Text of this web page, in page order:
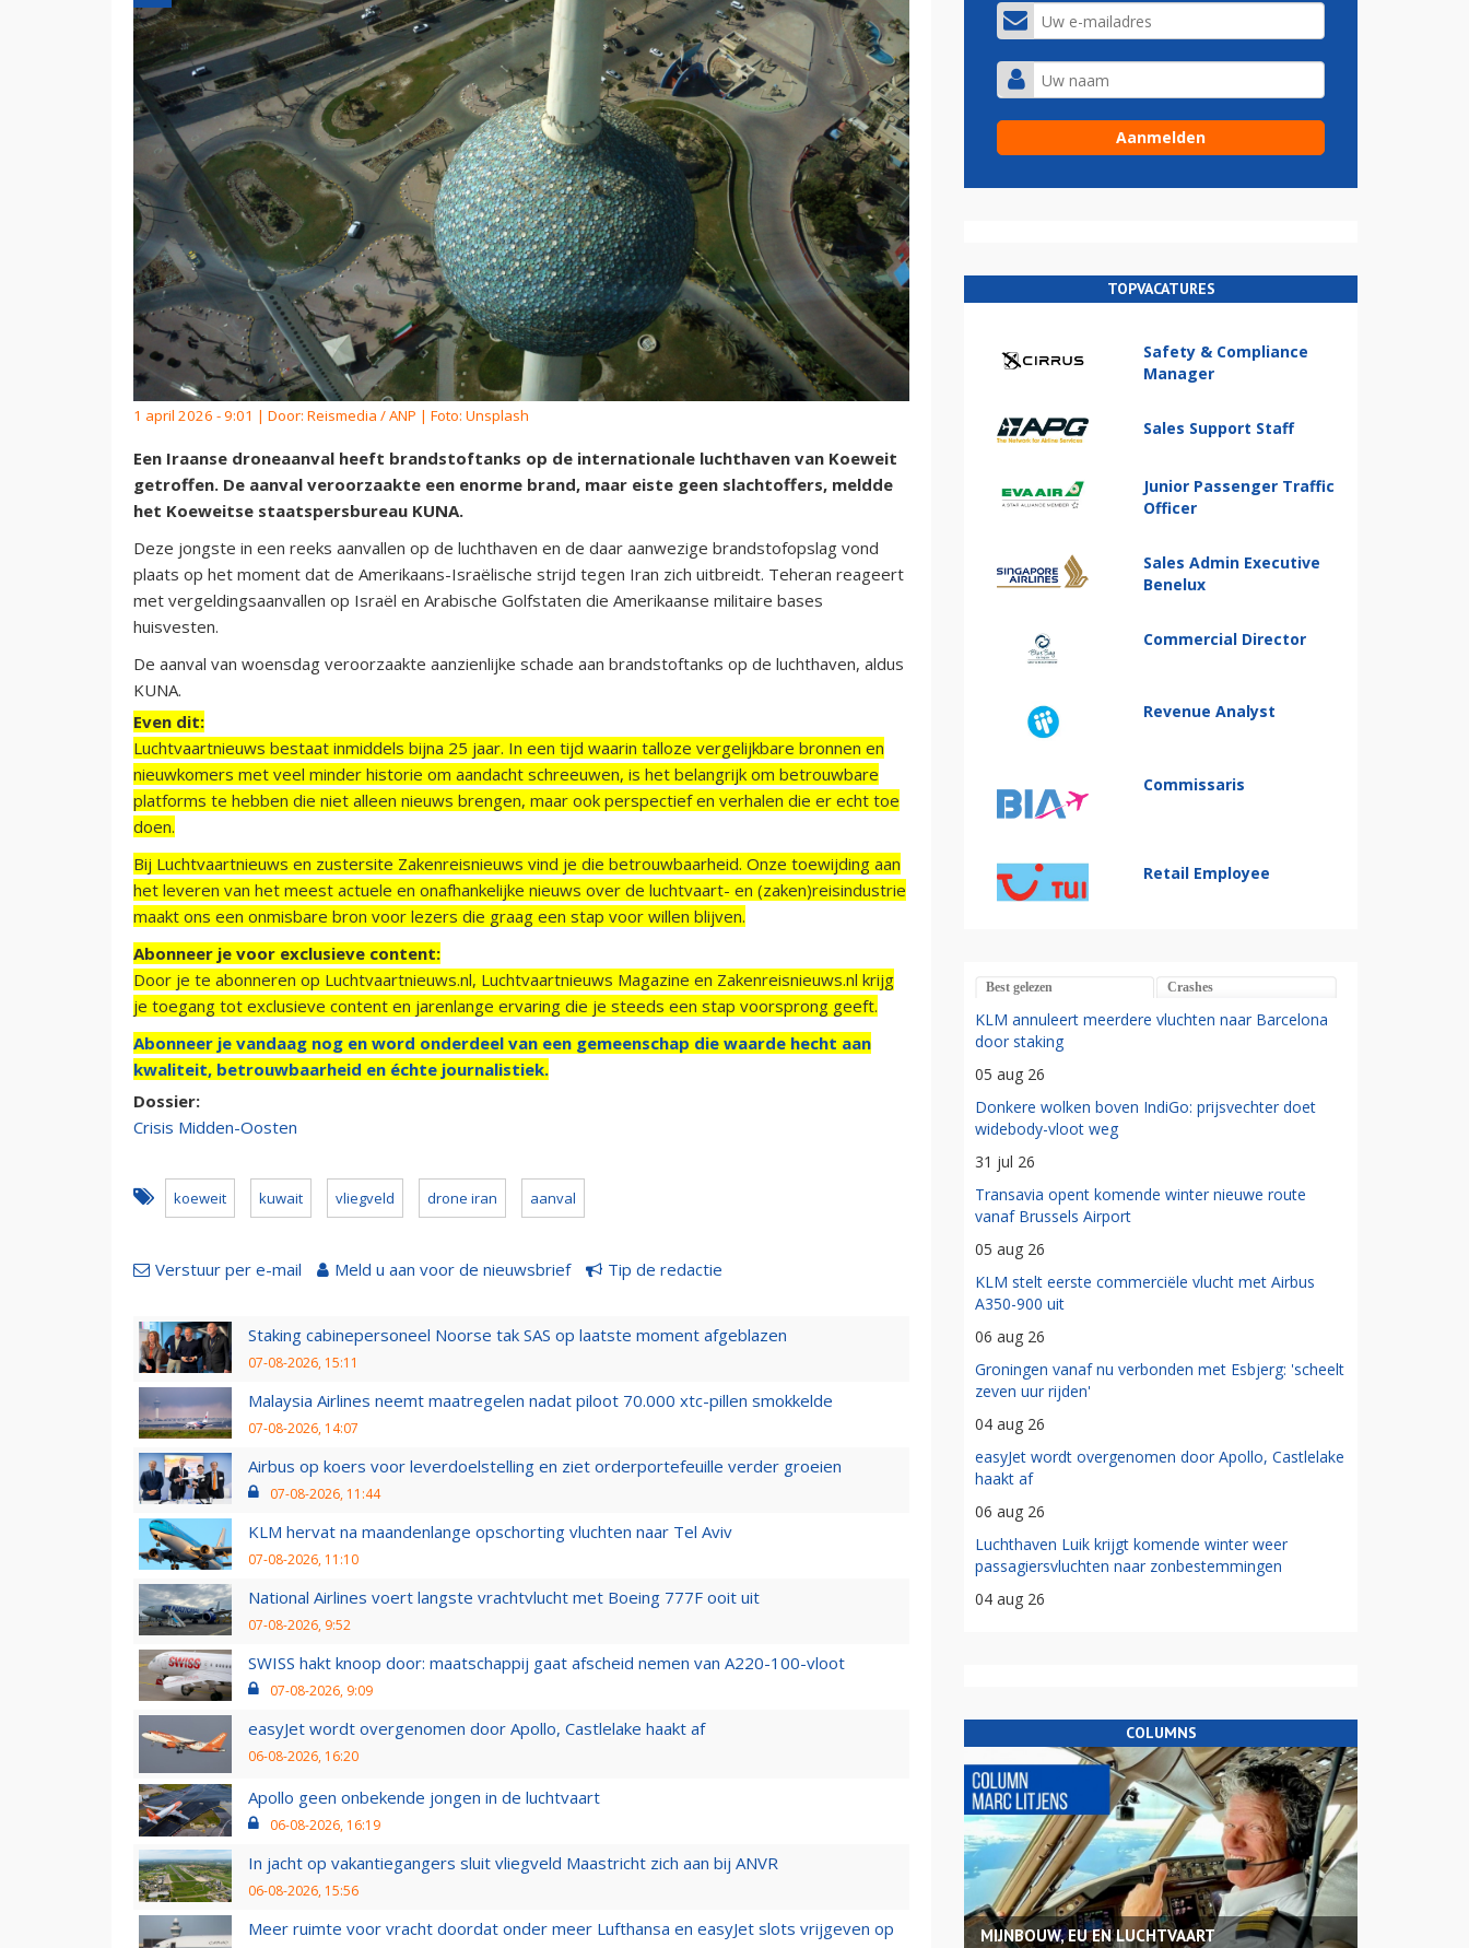
1 april 2026 - 9:01 | Door: Reismedia / ANP | Foto: Unsplash
Een Iraanse droneaanval heeft brandstoftanks op de internationale luchthaven van Koeweit
getroffen. De aanval veroorzaakte een enorme brand, maar eiste geen slachtoffers, meldde
het Koeweitse staatspersbureau KUNA.
Deze jongste in een reeks aanvallen op de luchthaven en de daar aanwezige brandstofopslag vond
plaats op het moment dat de Amerikaans-Israëlische strijd tegen Iran zich uitbreidt. Teheran reageert
met vergeldingsaanvallen op Israël en Arabische Golfstaten die Amerikaanse militaire bases
huisvesten.
De aanval van woensdag veroorzaakte aanzienlijke schade aan brandstoftanks op de luchthaven, aldus
KUNA.
Even dit:
Luchtvaartnieuws bestaat inmiddels bijna 25 jaar. In een tijd waarin talloze vergelijkbare bronnen en
nieuwkomers met veel minder historie om aandacht schreeuwen, is het belangrijk om betrouwbare
platforms te hebben die niet alleen nieuws brengen, maar ook perspectief en verhalen die er echt toe
doen.
Bij Luchtvaartnieuws en zustersite Zakenreisnieuws vind je die betrouwbaarheid. Onze toewijding aan
het leveren van het meest actuele en onafhankelijke nieuws over de luchtvaart- en (zaken)reisindustrie
maakt ons een onmisbare bron voor lezers die graag een stap voor willen blijven.
Abonneer je voor exclusieve content:
Door je te abonneren op Luchtvaartnieuws.nl, Luchtvaartnieuws Magazine en Zakenreisnieuws.nl krijg
je toegang tot exclusieve content en jarenlange ervaring die je steeds een stap voorsprong geeft.
Abonneer je vandaag nog en word onderdeel van een gemeenschap die waarde hecht aan
kwaliteit, betrouwbaarheid en échte journalistiek.
Dossier:
Crisis Midden-Oosten
koeweit kuwait vliegveld drone iran aanval
Verstuur per e-mail Meld u aan voor de nieuwsbrief Tip de redactie
Staking cabinepersoneel Noorse tak SAS op laatste moment afgeblazen
07-08-2026, 15:11
Malaysia Airlines neemt maatregelen nadat piloot 70.000 xtc-pillen smokkelde
07-08-2026, 14:07
Airbus op koers voor leverdoelstelling en ziet orderportefeuille verder groeien
07-08-2026, 11:44
KLM hervat na maandenlange opschorting vluchten naar Tel Aviv
07-08-2026, 11:10
National Airlines voert langste vrachtvlucht met Boeing 777F ooit uit
07-08-2026, 9:52
SWISS hakt knoop door: maatschappij gaat afscheid nemen van A220-100-vloot
07-08-2026, 9:09
easyJet wordt overgenomen door Apollo, Castlelake haakt af
06-08-2026, 16:20
Apollo geen onbekende jongen in de luchtvaart
06-08-2026, 16:19
In jacht op vakantiegangers sluit vliegveld Maastricht zich aan bij ANVR
06-08-2026, 15:56
Meer ruimte voor vracht doordat onder meer Lufthansa en easyJet slots vrijgeven op
TOPVACATURES
Safety & Compliance
Manager
Sales Support Staff
Junior Passenger Traffic
Officer
Sales Admin Executive
Benelux
Commercial Director
Revenue Analyst
Commissaris
Retail Employee
Best gelezen Crashes
KLM annuleert meerdere vluchten naar Barcelona
door staking
05 aug 26
Donkere wolken boven IndiGo: prijsvechter doet
widebody-vloot weg
31 jul 26
Transavia opent komende winter nieuwe route
vanaf Brussels Airport
05 aug 26
KLM stelt eerste commerciële vlucht met Airbus
A350-900 uit
06 aug 26
Groningen vanaf nu verbonden met Esbjerg: 'scheelt
zeven uur rijden'
04 aug 26
easyJet wordt overgenomen door Apollo, Castlelake
haakt af
06 aug 26
Luchthaven Luik krijgt komende winter weer
passagiersvluchten naar zonbestemmingen
04 aug 26
COLUMNS
MIJNBOUW, EU EN LUCHTVAART